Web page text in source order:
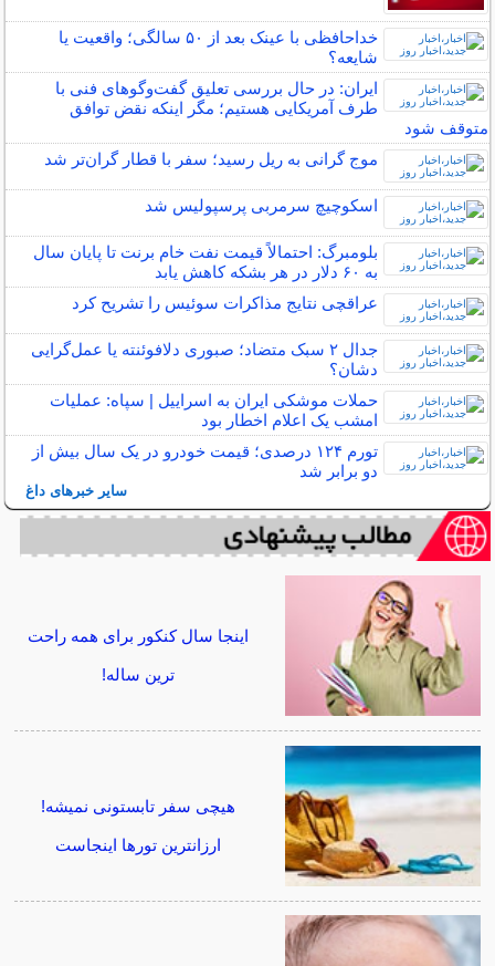
خداحافظی با عینک بعد از ۵۰ سالگی؛ واقعیت یا
شایعه؟
ایران: در حال بررسی تعلیق گفت‌و‌گو‌های فنی با
طرف آمریکایی هستیم؛ مگر اینکه نقض توافق
متوقف شود
موج گرانی به ریل رسید؛ سفر با قطار گران‌تر شد
اسکوچیچ سرمربی پرسپولیس شد
بلومبرگ: احتمالاً قیمت نفت خام برنت تا پایان سال
به ۶۰ دلار در هر بشکه کاهش یابد
عراقچی نتایج مذاکرات سوئیس را تشریح کرد
جدال ۲ سبک متضاد؛ صبوری دلافوئنته یا عمل‌گرایی
دشان؟
حملات موشکی ایران به اسراییل | سپاه: عملیات
امشب یک اعلام اخطار بود
تورم ۱۲۴ درصدی؛ قیمت خودرو در یک سال بیش از
دو برابر شد
سایر خبرهای داغ
اینجا سال کنکور برای همه راحت
ترین ساله!
هیچی سفر تابستونی نمیشه!
ارزانترین تورها اینجاست